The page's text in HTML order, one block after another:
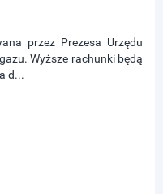
przez Prezesa Urzędu
Wyższe rachunki będą
d...